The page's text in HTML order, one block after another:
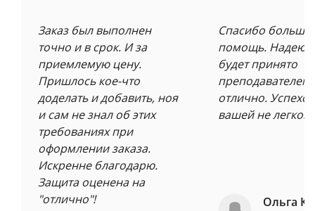
Заказ был выполнен
точно и в срок. И за
приемлемую цену.
Пришлось кое-что
доделать и добавить, ноя
и сам не знал об этих
требованиях при
оформлении заказа.
Искренне благодарю.
Защита оценена на
"отлично"!
Спасибо
помощь.
будет принято
преподавателем
отлично.
вашей не легкой
Ольга